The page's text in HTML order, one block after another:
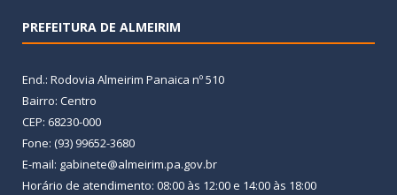
PREFEITURA DE ALMEIRIM
End.: Rodovia Almeirim Panaica nº 510
Bairro: Centro
CEP: 68230-000
Fone: (93) 99652-3680
E-mail: gabinete@almeirim.pa.gov.br
Horário de atendimento: 08:00 às 12:00 e 14:00 às 18:00